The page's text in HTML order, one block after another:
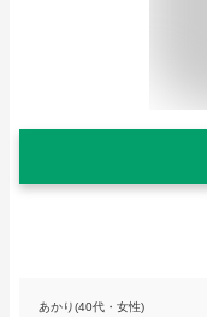
あかり(40代・女性)